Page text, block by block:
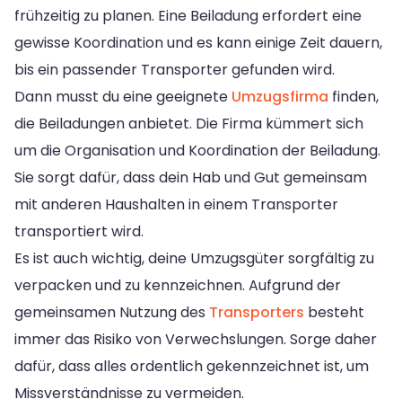
frühzeitig zu planen. Eine Beiladung erfordert eine
gewisse Koordination und es kann einige Zeit dauern,
bis ein passender Transporter gefunden wird.
Dann musst du eine geeignete Umzugsfirma finden,
die Beiladungen anbietet. Die Firma kümmert sich
um die Organisation und Koordination der Beiladung.
Sie sorgt dafür, dass dein Hab und Gut gemeinsam
mit anderen Haushalten in einem Transporter
transportiert wird.
Es ist auch wichtig, deine Umzugsgüter sorgfältig zu
verpacken und zu kennzeichnen. Aufgrund der
gemeinsamen Nutzung des Transporters besteht
immer das Risiko von Verwechslungen. Sorge daher
dafür, dass alles ordentlich gekennzeichnet ist, um
Missverständnisse zu vermeiden.